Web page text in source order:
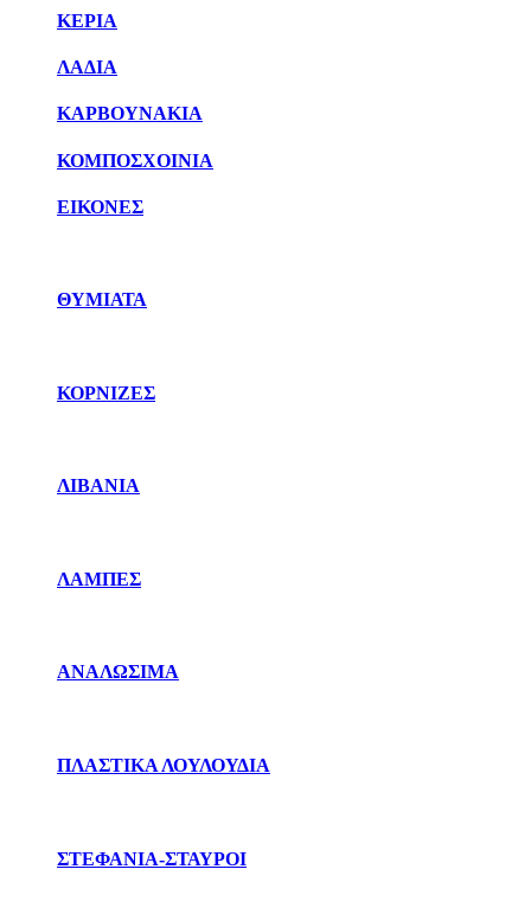
ΚΕΡΙΑ
ΛΑΔΙΑ
ΚΑΡΒΟΥΝΑΚΙΑ
ΚΟΜΠΟΣΧΟΙΝΙΑ
ΕΙΚΟΝΕΣ
ΘΥΜΙΑΤΑ
ΚΟΡΝΙΖΕΣ
ΛΙΒΑΝΙΑ
ΛΑΜΠΕΣ
ΑΝΑΛΩΣΙΜΑ
ΠΛΑΣΤΙΚΑ ΛΟΥΛΟΥΔΙΑ
ΣΤΕΦΑΝΙΑ-ΣΤΑΥΡΟΙ